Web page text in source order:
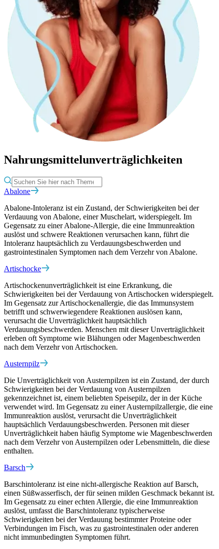
Nahrungsmittelunverträglichkeiten
Abalone
Abalone-Intoleranz ist ein Zustand, der Schwierigkeiten bei der
Verdauung von Abalone, einer Muschelart, widerspiegelt. Im
Gegensatz zu einer Abalone-Allergie, die eine Immunreaktion
auslöst und schwere Reaktionen verursachen kann, führt die
Intoleranz hauptsächlich zu Verdauungsbeschwerden und
gastrointestinalen Symptomen nach dem Verzehr von Abalone.
Artischocke
Artischockenunverträglichkeit ist eine Erkrankung, die
Schwierigkeiten bei der Verdauung von Artischocken widerspiegelt.
Im Gegensatz zur Artischockenallergie, die das Immunsystem
betrifft und schwerwiegendere Reaktionen auslösen kann,
verursacht die Unverträglichkeit hauptsächlich
Verdauungsbeschwerden. Menschen mit dieser Unverträglichkeit
erleben oft Symptome wie Blähungen oder Magenbeschwerden
nach dem Verzehr von Artischocken.
Austernpilz
Die Unverträglichkeit von Austernpilzen ist ein Zustand, der durch
Schwierigkeiten bei der Verdauung von Austernpilzen
gekennzeichnet ist, einem beliebten Speisepilz, der in der Küche
verwendet wird. Im Gegensatz zu einer Austernpilzallergie, die eine
Immunreaktion auslöst, verursacht die Unverträglichkeit
hauptsächlich Verdauungsbeschwerden. Personen mit dieser
Unverträglichkeit haben häufig Symptome wie Magenbeschwerden
nach dem Verzehr von Austernpilzen oder Lebensmitteln, die diese
enthalten.
Barsch
Barschintoleranz ist eine nicht-allergische Reaktion auf Barsch,
einen Süßwasserfisch, der für seinen milden Geschmack bekannt ist.
Im Gegensatz zu einer echten Allergie, die eine Immunreaktion
auslöst, umfasst die Barschintoleranz typischerweise
Schwierigkeiten bei der Verdauung bestimmter Proteine oder
Verbindungen im Fisch, was zu gastrointestinalen oder anderen
nicht immunbedingten Symptomen führt.